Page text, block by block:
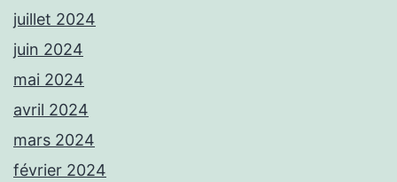
juillet 2024
juin 2024
mai 2024
avril 2024
mars 2024
février 2024